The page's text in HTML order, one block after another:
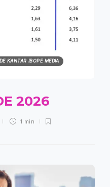
KANTAR IBOPE MEDIA
2026
1 min